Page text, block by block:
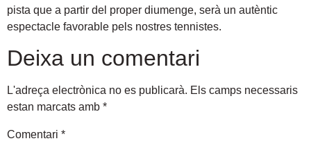
pista que a partir del proper diumenge, serà un autèntic
espectacle favorable pels nostres tennistes.
Deixa un comentari
L'adreça electrònica no es publicarà. Els camps necessaris
estan marcats amb *
Comentari *